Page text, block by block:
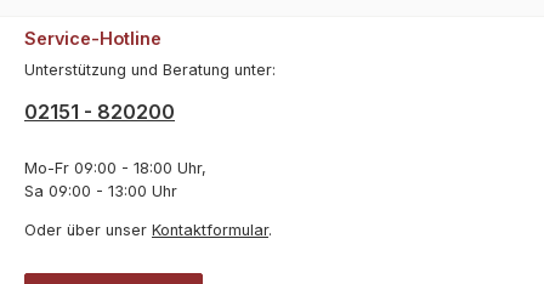
Service-Hotline
Unterstützung und Beratung unter:
02151 - 820200
Mo-Fr 09:00 - 18:00 Uhr,
Sa 09:00 - 13:00 Uhr
Oder über unser Kontaktformular.